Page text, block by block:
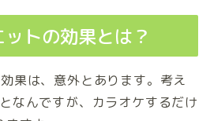
トの効果とは？
果は、意外とあります。考え
なんですが、カラオケするだけ